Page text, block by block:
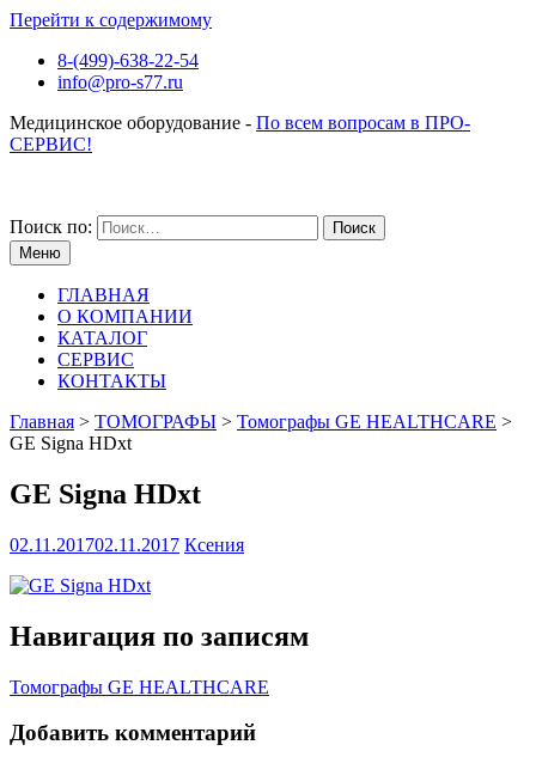
Перейти к содержимому
8-(499)-638-22-54
info@pro-s77.ru
Медицинское оборудование - По всем вопросам в ПРО-
СЕРВИС!
Поиск по:
Меню
ГЛАВНАЯ
О КОМПАНИИ
КАТАЛОГ
СЕРВИС
КОНТАКТЫ
Главная > ТОМОГРАФЫ > Томографы GE HEALTHCARE >
GE Signa HDxt
GE Signa HDxt
02.11.201702.11.2017 Ксения
Навигация по записям
Томографы GE HEALTHCARE
Добавить комментарий